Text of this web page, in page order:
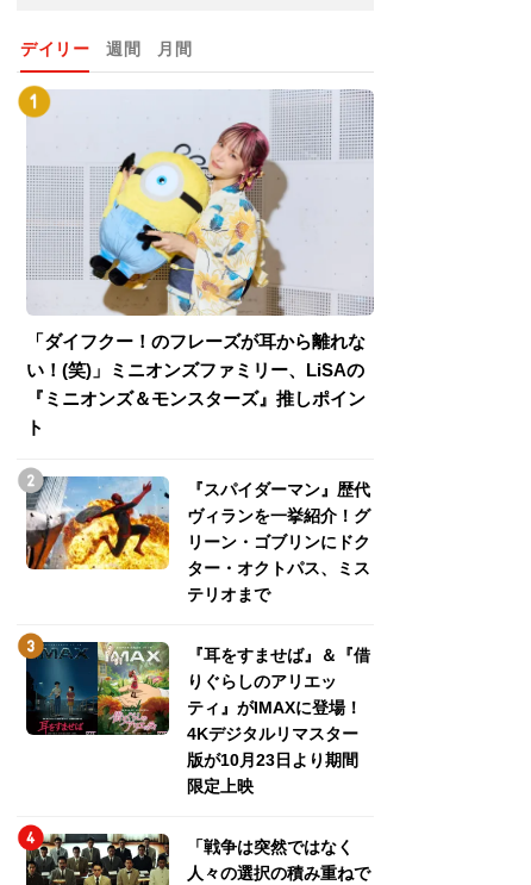
デイリー 週間 月間
「ダイフクー！のフレーズが耳から離れな
い！(笑)」ミニオンズファミリー、LiSAの
『ミニオンズ＆モンスターズ』推しポイン
ト
『スパイダーマン』歴代
ヴィランを一挙紹介！グ
リーン・ゴブリンにドク
ター・オクトパス、ミス
テリオまで
『耳をすませば』＆『借
りぐらしのアリエッ
ティ』がIMAXに登場！
4Kデジタルリマスター
版が10月23日より期間
限定上映
「戦争は突然ではなく
人々の選択の積み重ねで